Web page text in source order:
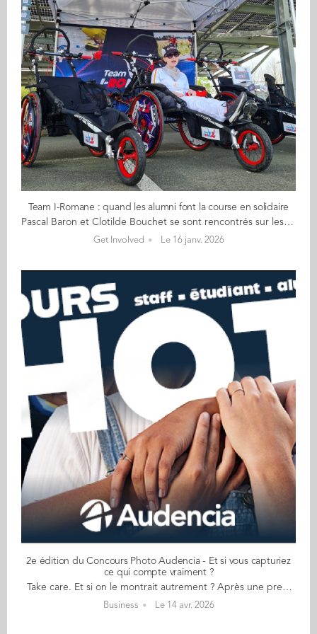
Team I-Romane : quand les alumni font la course en solidaire
Pascal Baron et Clotilde Bouchet se sont rencontrés sur les bancs d’Audencia, dans la première promotion du MASC en 2008. Récemment, Clotilde a convaincu son employeur, Agrial, de soutenir l’association Team I-Romane, créée par Pascal pour permettre aux personnes handicapées de participer à des compétitions sportives de haut niveau. À l’image de celles auxquelles il participe avec sa fille Romane, handicapée moteur cérébrale. Une belle histoire d’inclusion, de solidarité et dépassement de soi ! Comment l’idée vous est-elle venue de former ce tandem sportif exceptionnel avec votre fille Romane ? Il y a quelques années, lors d’un semi-Ironman dans lequel je m’étais engagé au Portugal, j’ai rencontré deux frères, dont l’un, lourdement handicapé, était trainé par l’autre. J’ai trouvé l’idée incroyable. Ça m’a donné envie de faire la même chose avec Romane, qui avait déjà 20 ans à l’époque. C’est comme cela que nous nous sommes mis tous les deux au triathlon longue distance, soit 1,9 km de natation où je la traine en bateau, 90 km de vélo tandem sur lequel elle est assise et peut pédaler un petit peu, et un semi-marathon où je la pousse dans un fauteuil spécifiquement conçu pour la course à pied. Romane apprécie énormément. C’est un peu la reine de la fête. Sur des courses comme ça, il y a très peu d’équipages handicapés. Le plus souvent, nous sommes seuls, et Romane est au centre de l’attention. Et elle adore ça ! Dans quel but avez-vous créé l’association Team I-Romane ? Lors de nos courses, voir Romane aussi contente, heureuse, vivante et intégrée est une immense satisfaction. J’ai eu envie de partager ces moments-là avec d’autres personnes. Mais un fauteuil roulant adapté à la course coûte entre 4000 et 5000 € en fonction de ses équipements. Ce n’est pas à la portée de tout le monde ! Donc, pour pouvoir partager ces petits moments de bonheur, il faut pouvoir mettre à disposition gratuitement ce matériel aux personnes qui voudraient se lancer. Avec Team I-Romane, je cherche donc des sponsors et des mécènes pour nous aider à financer ces fauteuils et les prêter lors des courses à des personnes à mobilité réduite, avec ou sans pousseur. La seule chose que je demande en retour, c’est une photo de la course ! Comment avez-vous embarqué Clotilde Bouchet, votre ancienne camarade de promotion, dans l’aventure ? Clotilde a dû rencontrer Romane pour la première fois à la remise des diplômes du Master, en 2008. Nous sommes toujours restés en contact. Dans ma recherche de sponsors et de mécènes, je fais appel à mon réseau professionnel et personnel. Clotilde travaille pour la coopérative Agrial, dont les adhérents votent chaque année pour des projets à soutenir. J’ai monté un dossier, et c’est Clotilde qui l’a défendu auprès des équipes d’Agrial. Quatre projets ont été retenus, dont le nôtre. Nous avons reçu d’Agrial un chèque de 4800 € qui nous a permis d’acheter notre quatrième fauteuil. Ils sont souvent sur plusieurs courses simultanément, mais j’essaye au moins une fois par an de les avoir tous sur la même course, pour augmenter notre visibilité. De quoi avez-vous besoin pour faire grandir Team I-Romane ? La cause que nous défendons suscite naturellement l’empathie, pour autant la recherche de sponsors et de mécènes n’est pas une mince affaire ! Mais nous avançons. Beaucoup de gens et d’organisations ont besoin de donner du sens à leurs actions. En en parlant et en étant visibles, on rencontre de belles personnes et de belles choses. Dans le monde du sport, il y a beaucoup de gentillesse et de bienveillance. Par ailleurs, je cherche parfois des pousseurs bénévoles et des personnes en situation de handicap pour utiliser le matériel. Nous sommes les plus heureux quand les fauteuils sont sur les routes. Avis aux amateurs !
Get Involved Le 16 janv. 2026
2e édition du Concours Photo Audencia - Et si vous capturiez
ce qui compte vraiment ?
Take care. Et si on le montrait autrement ? Après une première édition qui a révélé des regards singuliers, le concours photo Audencia revient. Ouvert aux étudiants, alumni et collaborateurs de notre Ecole, il invite chacun à partager sa vision. Sa manière de voir. Sa façon de raconter. 📷 ​ A vous de jouer ! 📸​ 📅 Clôture des candidatures : 1er mai inclus Un appareil, un regard, une intention. Que vous soyez étudiant, membre du staff ou alumni, c’est tout ce qu’il faut pour participer. Trois catégories possibles pour soumettre votre photo : - Figuratif - Interprétation - Intelligence artificielle 👉 Je participe au concours 👉 Règlement du concours Un thème. Une intention. 👉 Take care ‘Take care’. Cette petite phrase qu’on entend souvent dans le monde anglophone pour prendre congés d’une personne est une invitation à prendre soin de soi. De façon plus large, l’expression est une injonction à la sollicitude et la bienveillance. Prendre soin de soi, oui, mais aussi des autres, de notre environnement, de notre monde. Apparu aux États-Unis au début des années 80 (dans les travaux de Carol Gilligan), le principe du ‘care’ pose les bases d’un projet de société structuré par l’attention à l’autre. Mais comment prenons-nous soin de nous-mêmes et des autres dans nos contextes sociaux au sens large ? Prendre soin peut être un geste d’affection, une stratégie de survie, un outil politique, un mode de travail et un moyen de subsistance. Cela peut être motivé par un impératif moral ou par la nécessité. Qu'il s'agisse d'une accumulation de petits gestes ou d'un acte audacieux isolé les manifestations du soin – ou de son absence – façonnent le monde dans lequel nous vivons. La photographie est un medium idéal pour explorer les questions liées à la sollicitude, du niveau personnel au niveau collectif. Que votre interprétation soit poétique, symbolique, documentaire ou abstraite, vous êtes invité(e) à envoyer une image qui examine et met en lumière la nature multiforme des façons dont la bienveillance et la sollicitude s'expriment et se vivent dans notre société aujourd’hui. » Pourquoi participer ? Parce que chaque regard compte. Parce que votre vision peut inspirer les autres. Parce qu’ici, ce qui vous rend unique fait la différence. Vous aussi partagez votre regard à l'image des grands gagnants de l'année dernière ! ________________________________________ » Envoyer une photo, c’est plus qu’un geste. C’est partager une façon de voir le monde. Et peut-être, donner envie d’en prendre soin autrement. 🎨​ Bien plus qu'un concours photo : ce projet s’inscrit dans une ambition plus large avec "Art Campus" 🎨 ​ Projet fort et structurant, Art Campus s’ancre pleinement dans le plan stratégique STOA 2030. Il traduit une volonté claire : faire de l’art et de la culture un des piliers de l’école. L’année 2026 constitue une première étape essentielle, dédiée au lancement des initiatives, à l’expérimentation des formats et à l’exploration de nouvelles manières de faire vivre l’art et la culture au sein d'Audencia. À travers ces résidences, expositions et expériences créatives, nous affirmons une conviction forte : Ici, l’art et la culture ne sont ni un luxe ni un simple loisir : ce sont des choix de société, une manière d’être ensemble. Ici, nous croyons que donner toute sa place à l’art et à la culture nourrit l’expérience, l’apprentissage et l’ouverture de chaque étudiant, de chaque apprenant. Ici, chaque personne qui fait vivre l’école peut explorer, découvrir et ressentir toutes les formes d’art et de culture. Ici, l’art et la culture ne sont pas seulement des objets ou des spectacles figés, mais des moments partagés, des terrains d’expérimentation, de recherche et d’innovation. Une question sur ce concours photo ? Une hésitation ? On est là pour y répondre. N'hésitez pas à envoyer votre message à communication-interne@audencia.com Retrouvez également, ici, le règlement complet du concours ! Comptant sur votre mobilisation, L'équipe organisatrice du Concours Photo
Business Le 14 avr. 2026